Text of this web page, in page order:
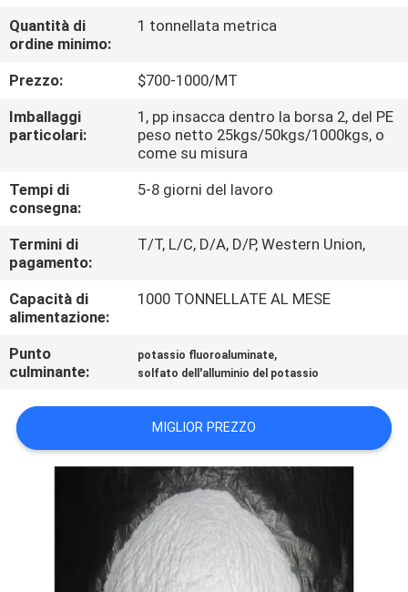
VISITA
ALLA
FABBRICA
CONTROLLO
QUALITÀ
CONTATTACI
NOTIZIE
CASI
CHIEDI UN
PREVENTIVO
Quantità di
ordine minimo:
1 tonnellata metrica
Prezzo:
$700-1000/MT
Imballaggi
particolari:
1, pp insacca dentro la borsa 2, del PE
peso netto 25kgs/50kgs/1000kgs, o
come su misura
Tempi di
consegna:
5-8 giorni del lavoro
Termini di
pagamento:
T/T, L/C, D/A, D/P, Western Union,
Capacità di
alimentazione:
1000 TONNELLATE AL MESE
Punto
culminante:
potassio fluoroaluminate,
solfato dell'alluminio del potassio
MIGLIOR PREZZO